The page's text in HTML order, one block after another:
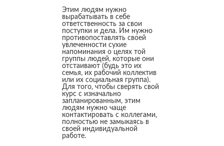
Этим людям нужно
вырабатывать в себе
ответственность за свои
поступки и дела. Им нужно
противопоставлять своей
увлеченности сухие
напоминания о целях той
группы людей, которые они
отстаивают (будь это их
семья, их рабочий коллектив
или их социальная группа).
Для того, чтобы сверять свой
курс с изначально
запланированным, этим
людям нужно чаще
контактировать с коллегами,
полностью не замыкаясь в
своей индивидуальной
работе.